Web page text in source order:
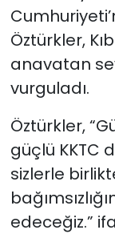
Öztürkler,
anavatan
vurguladı.
Öztürkler,
güçlü KKTC
sizlerle
edeceğiz.”